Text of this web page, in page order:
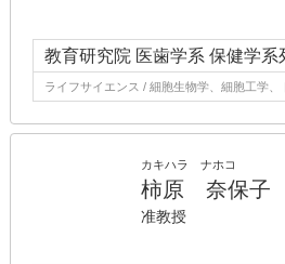
教育研究院 医歯学系 保健学系
ライフサイエンス / 細胞生物学、細胞工学、
カキハラ ナホコ
柿原 奈保子
准教授